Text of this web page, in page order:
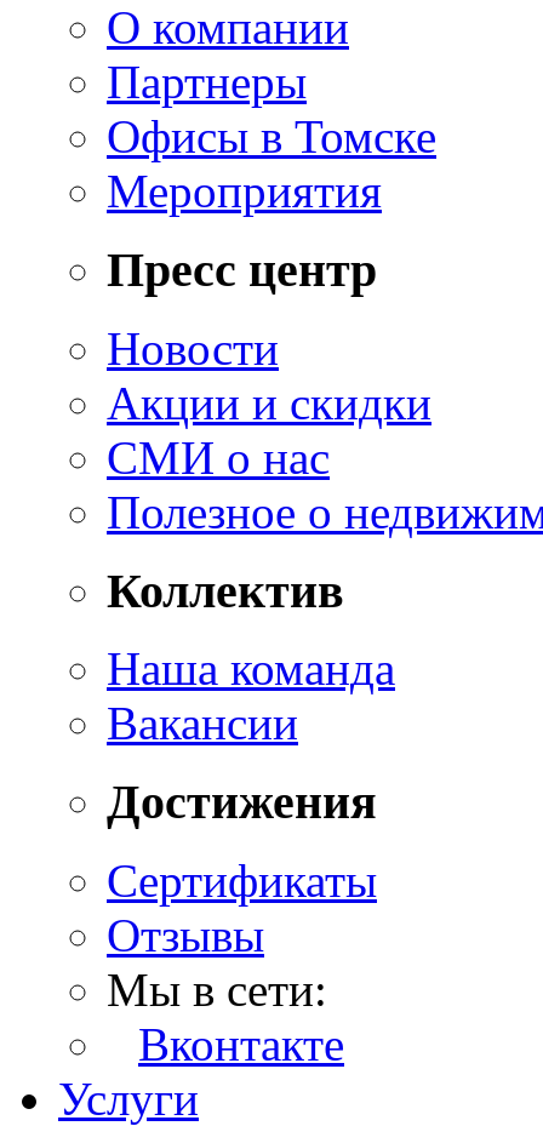
О компании
Партнеры
Офисы в Томске
Мероприятия
Пресс центр
Новости
Акции и скидки
СМИ о нас
Полезное о
Коллектив
Наша команда
Вакансии
Достижения
Сертификаты
Отзывы
Мы в сети:
Вконтакте
Услуги